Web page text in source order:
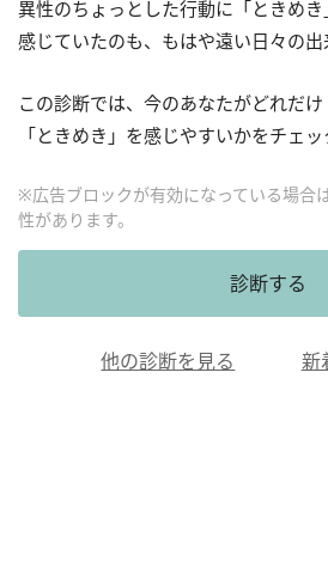
異性のちょっとした行動に「ときめき
感じていたのも、もはや遠い日々の
この診断では、今のあなたがどれだけ
「ときめき」を感じやすいかをチェッ
※広告ブロックが有効になっている場合
性があります。
診断する
他の診断を見る 新